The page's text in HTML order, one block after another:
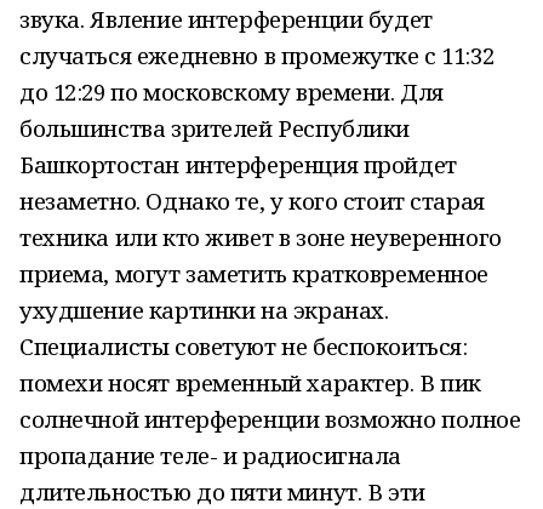
звука. Явление интерференции будет
случаться ежедневно в промежутке с 11:32
до 12:29 по московскому времени. Для
большинства зрителей Республики
Башкортостан интерференция пройдет
незаметно. Однако те, у кого стоит старая
техника или кто живет в зоне неуверенного
приема, могут заметить кратковременное
ухудшение картинки на экранах.
Специалисты советуют не беспокоиться:
помехи носят временный характер. В пик
солнечной интерференции возможно полное
пропадание теле- и радиосигнала
длительностью до пяти минут. В эти